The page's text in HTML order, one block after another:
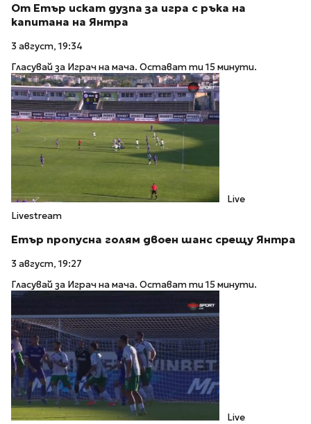
От Етър искат дузпа за игра с ръка на
капитана на Янтра
3 август, 19:34
Гласувай за Играч на мача. Остават ти 15 минути.
Live
Livestream
Етър пропусна голям двоен шанс срещу Янтра
3 август, 19:27
Гласувай за Играч на мача. Остават ти 15 минути.
Live